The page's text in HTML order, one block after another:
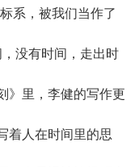
系，被我们当作了
，没有时间，走出时
》里，李健的写作更
着人在时间里的思